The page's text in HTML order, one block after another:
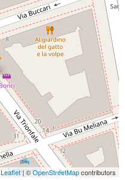
Leaflet| ©OpenStreetMapcontributors